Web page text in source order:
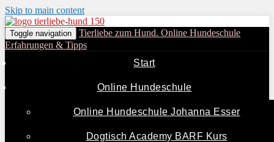
Skip to main content
Toggle navigation
Tierliebe zum Hund. Online Hundeschule
Erfahrungen & Tipps
Start
Online Hundeschule
Online Hundeschule Johanna Esser
Dogtisch Academy BARF Kurs